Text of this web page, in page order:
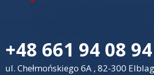
+48 661 94 08 94
ul. Chełmońskiego 6A , 82-300 Elblag